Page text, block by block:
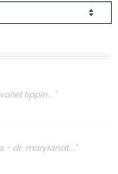
tippin..."
- dr. marylandt..."